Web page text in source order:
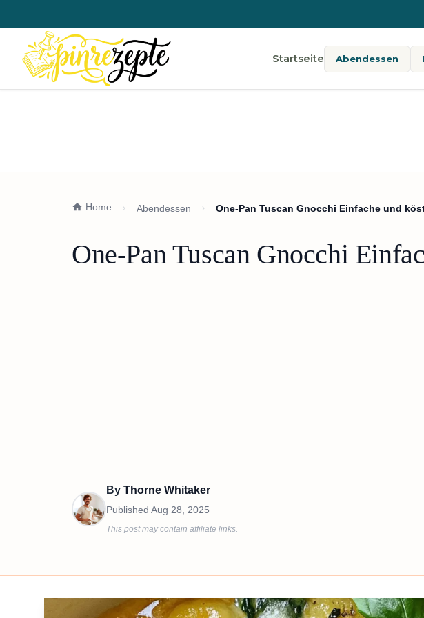
Startseite Abendessen
Home Abendessen One-Pan Tuscan Gnocchi Einfache und
One-Pan Tuscan Gnocchi
By Thorne Whitaker
Published Aug 28, 2025
This post may contain affiliate links.